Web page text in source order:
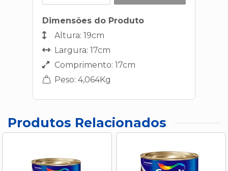
Dimensões do Produto
Altura: 19cm
Largura: 17cm
Comprimento: 17cm
Peso: 4,064Kg
Produtos Relacionados